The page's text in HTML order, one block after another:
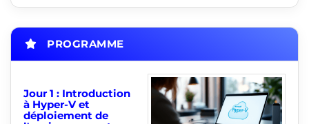
PROGRAMME
Jour 1 : Introduction
à Hyper-V et
déploiement de